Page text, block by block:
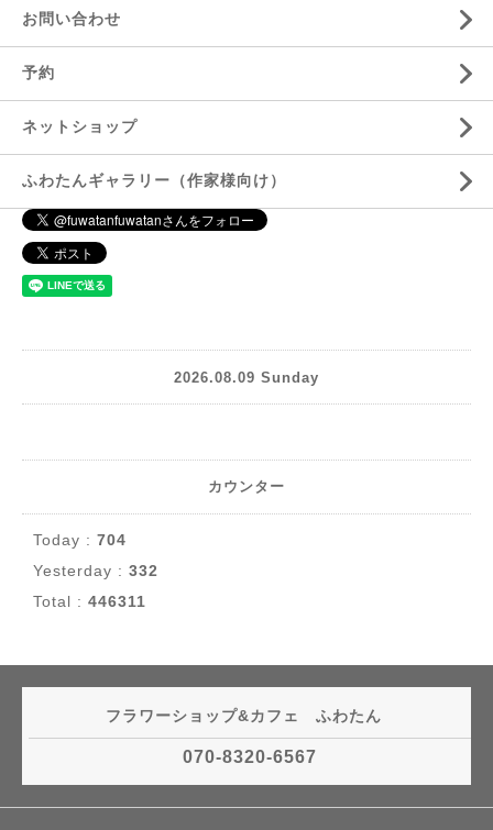
お問い合わせ
予約
ネットショップ
ふわたんギャラリー（作家様向け）
2026.08.09 Sunday
カウンター
Today : 704
Yesterday : 332
Total : 446311
フラワーショップ&カフェ ふわたん
070-8320-6567